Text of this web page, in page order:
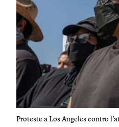
Proteste a Los Angeles contro